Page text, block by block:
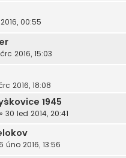
00:55
2016, 15:03
2016, 18:08
1945
» 30 led 2014, 20:41
úno 2016, 13:56